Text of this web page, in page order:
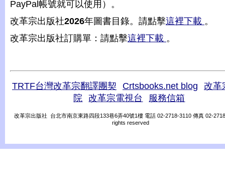
PayPal帳號就可以使用）。
改革宗出版社2026年圖書目錄。請點擊這裡下載 。
改革宗出版社訂購單：請點擊這裡下載 。
TRTF台灣改革宗翻譯團契 Crtsbooks.net blog
改革
院
改革宗電視台 服務信箱
改革宗出版社 台北市南京東路四段133巷6弄40號1樓 電話 02-2718-3110 傳真 02-
rights reserved